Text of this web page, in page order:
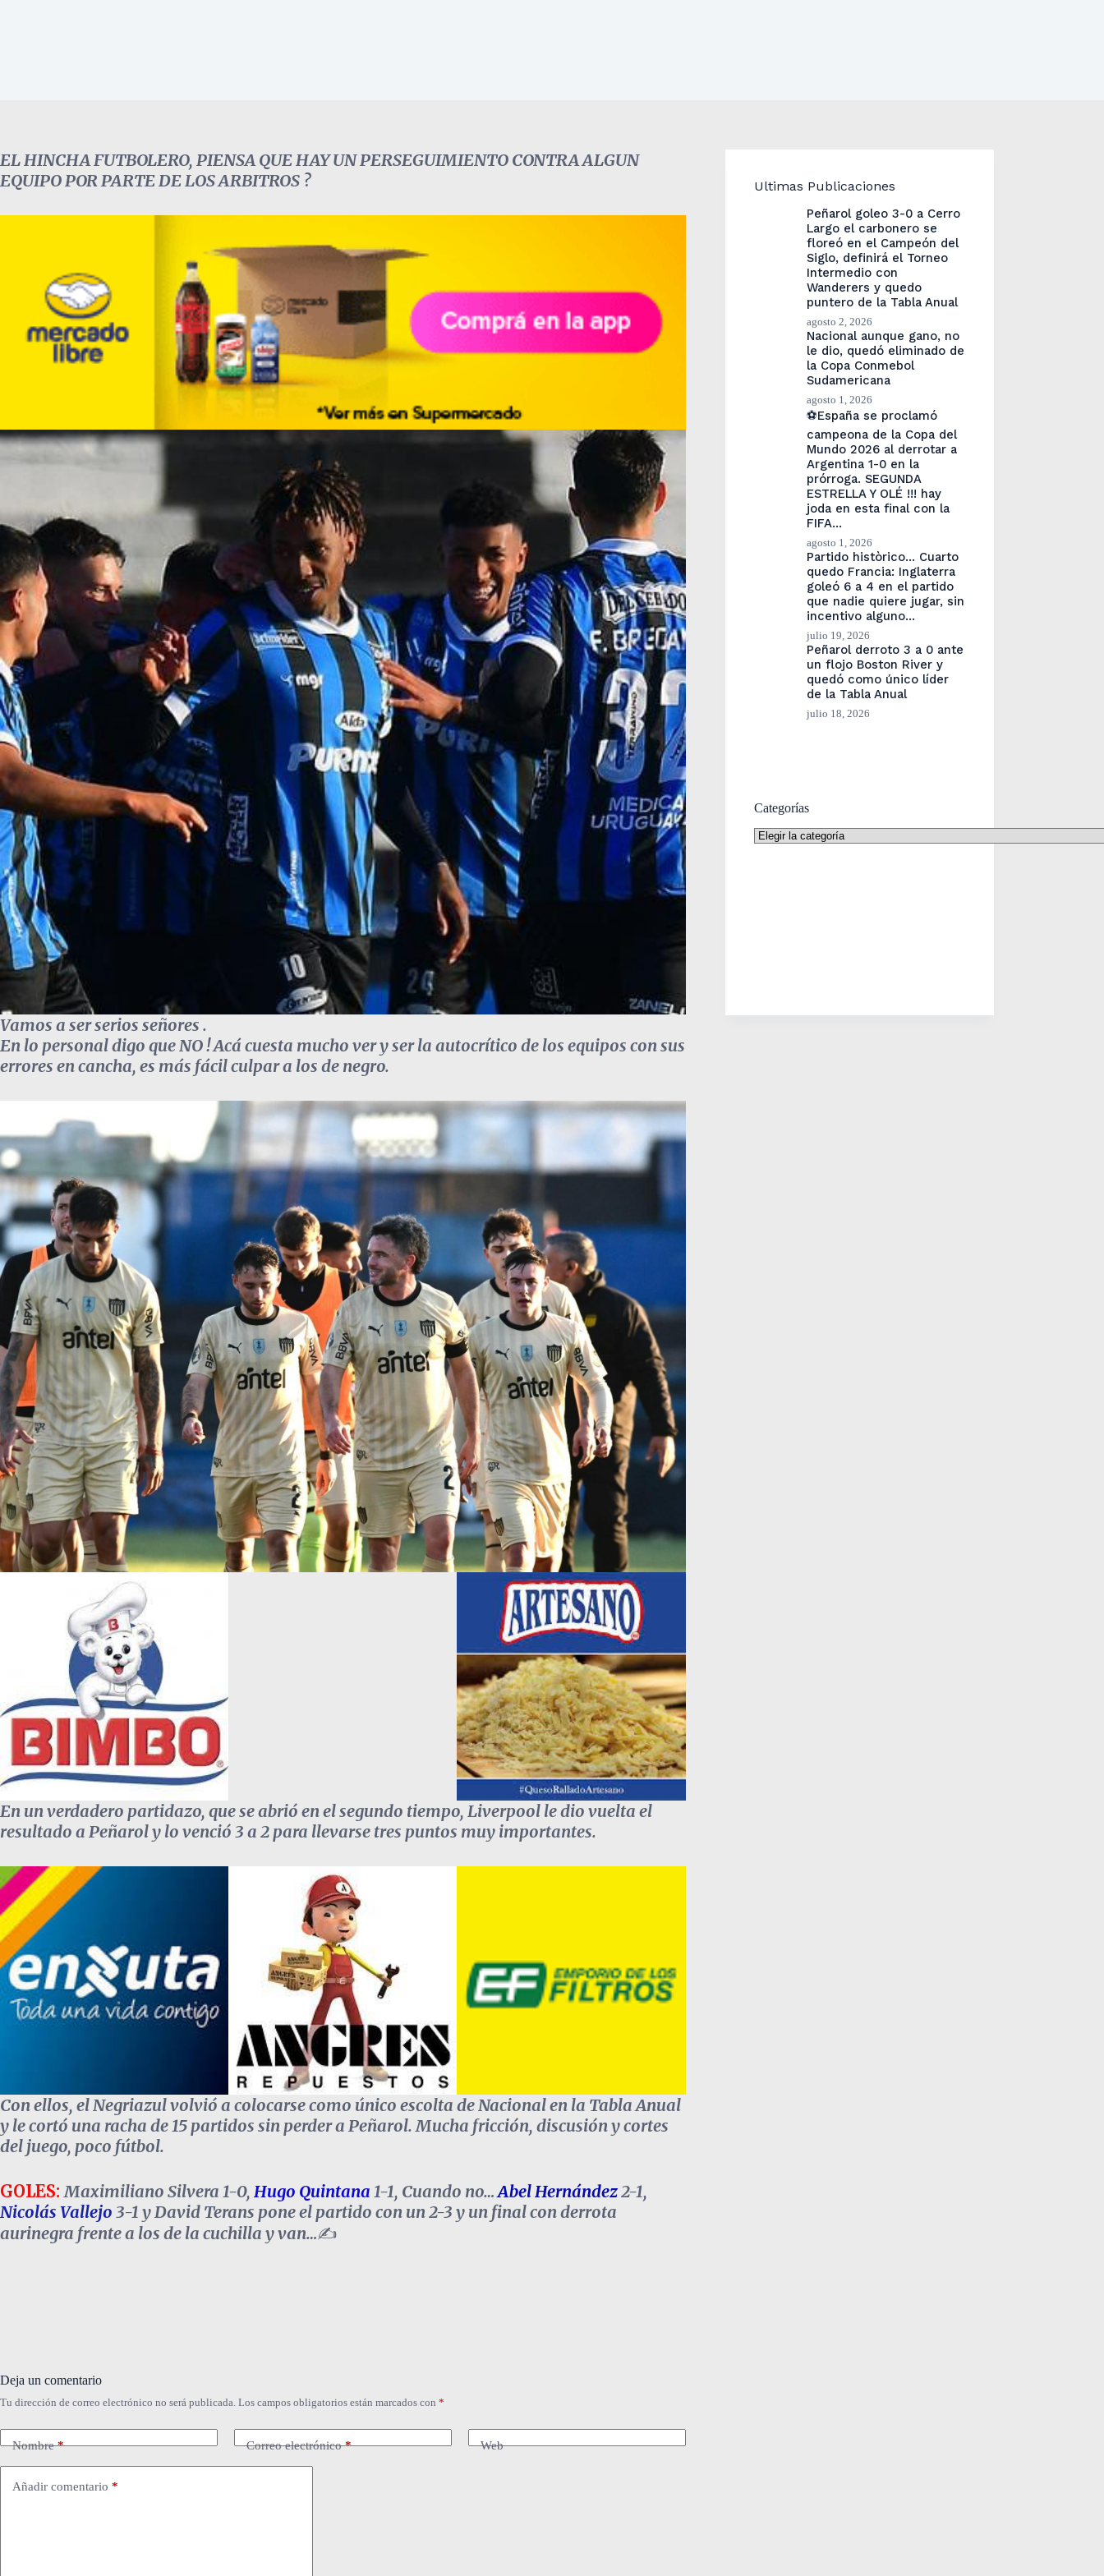
EL HINCHA FUTBOLERO, PIENSA QUE HAY UN PERSEGUIMIENTO CONTRA ALGUN
EQUIPO POR PARTE DE LOS ARBITROS ?
Vamos a ser serios señores .
En lo personal digo que NO ! Acá cuesta mucho ver y ser la autocrítico de los equipos con sus
errores en cancha, es más fácil culpar a los de negro.
En un verdadero partidazo, que se abrió en el segundo tiempo, Liverpool le dio vuelta el
resultado a Peñarol y lo venció 3 a 2 para llevarse tres puntos muy importantes.
Con ellos, el Negriazul volvió a colocarse como único escolta de Nacional en la Tabla Anual
y le cortó una racha de 15 partidos sin perder a Peñarol. Mucha fricción, discusión y cortes
del juego, poco fútbol.
GOLES: Maximiliano Silvera 1-0, Hugo Quintana 1-1, Cuando no…Abel Hernández2-1,
Nicolás Vallejo 3-1 y David Terans pone el partido con un 2-3 y un final con derrota
aurinegra frente a los de la cuchilla y van…✍️
Ultimas Publicaciones
Peñarol goleo 3-0 a Cerro
Largo el carbonero se
floreó en el Campeón del
Siglo, definirá el Torneo
Intermedio con
Wanderers y quedo
puntero de la Tabla Anual
agosto 2, 2026
Nacional aunque gano, no
le dio, quedó eliminado de
la Copa Conmebol
Sudamericana
agosto 1, 2026
⚽España se proclamó
campeona de la Copa del
Mundo 2026 al derrotar a
Argentina 1-0 en la
prórroga. SEGUNDA
ESTRELLA Y OLÉ !!! hay
joda en esta final con la
FIFA…
agosto 1, 2026
Partido històrico… Cuarto
quedo Francia: Inglaterra
goleó 6 a 4 en el partido
que nadie quiere jugar, sin
incentivo alguno…
julio 19, 2026
Peñarol derroto 3 a 0 ante
un flojo Boston River y
quedó como único líder
de la Tabla Anual
julio 18, 2026
Categorías
Categorías
Deja un comentario
Tu dirección de correo electrónico no será publicada. Los campos obligatorios están marcados con *
Nombre* Correo electrónico* Web
Añadir comentario *